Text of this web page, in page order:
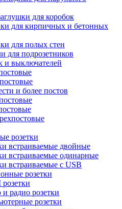
для коробок
для кирпичных и бетонных
для полых стен
для подрозетников
и выключателей
и более постов
розетки
встраиваемые двойные
встраиваемые одинарные
встраиваемые с USB
розетки
и радио розетки
розетки